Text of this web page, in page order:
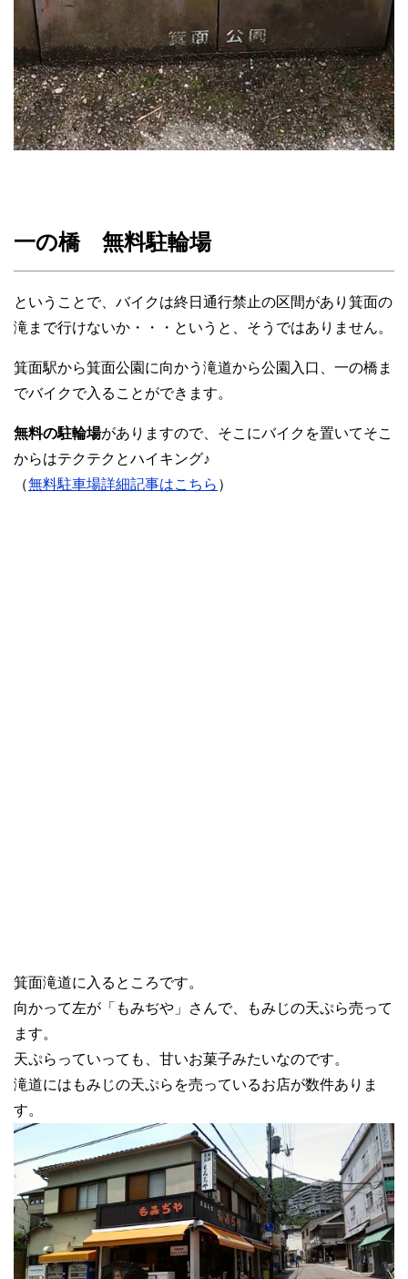
一の橋 無料駐輪場
ということで、バイクは終日通行禁止の区間があり箕面の
滝まで行けないか・・・というと、そうではありません。
箕面駅から箕面公園に向かう滝道から公園入口、一の橋ま
でバイクで入ることができます。
無料の駐輪場がありますので、そこにバイクを置いてそこ
からはテクテクとハイキング♪
（無料駐車場詳細記事はこちら ）
箕面滝道に入るところです。
向かって左が「もみぢや」さんで、もみじの天ぷら売って
ます。
天ぷらっていっても、甘いお菓子みたいなのです。
滝道にはもみじの天ぷらを売っているお店が数件ありま
す。